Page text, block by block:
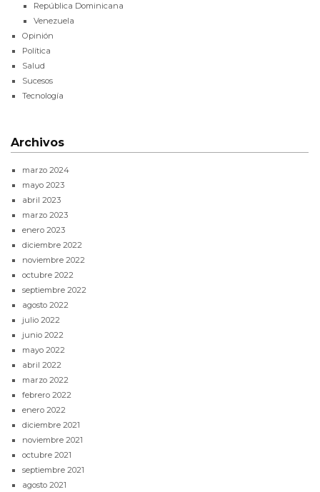
República Dominicana
Venezuela
Opinión
Política
Salud
Sucesos
Tecnología
Archivos
marzo 2024
mayo 2023
abril 2023
marzo 2023
enero 2023
diciembre 2022
noviembre 2022
octubre 2022
septiembre 2022
agosto 2022
julio 2022
junio 2022
mayo 2022
abril 2022
marzo 2022
febrero 2022
enero 2022
diciembre 2021
noviembre 2021
octubre 2021
septiembre 2021
agosto 2021